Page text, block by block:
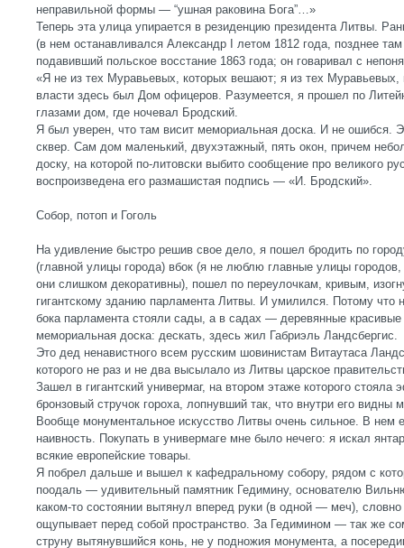
неправильной формы — “ушная раковина Бога”…»
Теперь эта улица упирается в резиденцию президента Литвы.
(в нем останавливался Александр I летом 1812 года, позднее
подавивший польское восстание 1863 года; он говаривал с
«Я не из тех Муравьевых, которых вешают; я из тех Муравьевых,
власти здесь был Дом офицеров. Разумеется, я прошел по
глазами дом, где ночевал Бродский.
Я был уверен, что там висит мемориальная доска. И не ошибся.
сквер. Сам дом маленький, двухэтажный, пять окон, причем
доску, на которой по-литовски выбито сообщение про великого
воспроизведена его размашистая подпись — «И. Бродский».
Собор, потоп и Гоголь
На удивление быстро решив свое дело, я пошел бродить по
(главной улицы города) вбок (я не люблю главные улицы городов,
они слишком декоративны), пошел по переулочкам, кривым,
гигантскому зданию парламента Литвы. И умилился. Потому что
бока парламента стояли сады, а в садах — деревянные
мемориальная доска: дескать, здесь жил Габриэль Ландсбергис.
Это дед ненавистного всем русским шовинистам Витаутаса
которого не раз и не два высылало из Литвы царское
Зашел в гигантский универмаг, на втором этаже которого стояла
бронзовый стручок гороха, лопнувший так, что внутри его
Вообще монументальное искусство Литвы очень сильное. В нем
наивность. Покупать в универмаге мне было нечего: я искал
всякие европейские товары.
Я побрел дальше и вышел к кафедральному собору, рядом с
поодаль — удивительный памятник Гедимину, основателю
каком-то состоянии вытянул вперед руки (в одной — меч),
ощупывает перед собой пространство. За Гедимином — так же
струну вытянувшийся конь, не у подножия монумента, а